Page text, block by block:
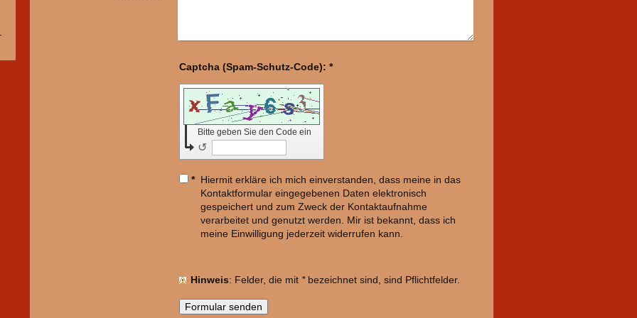
Captcha (Spam-Schutz-Code): *
Bitte geben Sie den Code ein
↺
* Hiermit erkläre ich mich einverstanden, dass meine in das
Kontaktformular eingegebenen Daten elektronisch
gespeichert und zum Zweck der Kontaktaufnahme
verarbeitet und genutzt werden. Mir ist bekannt, dass ich
meine Einwilligung jederzeit widerrufen kann.
Hinweis : Felder, die mit *bezeichnet sind, sind Pflichtfelder.